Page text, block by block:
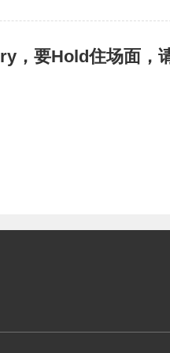
，要Hold住场面，